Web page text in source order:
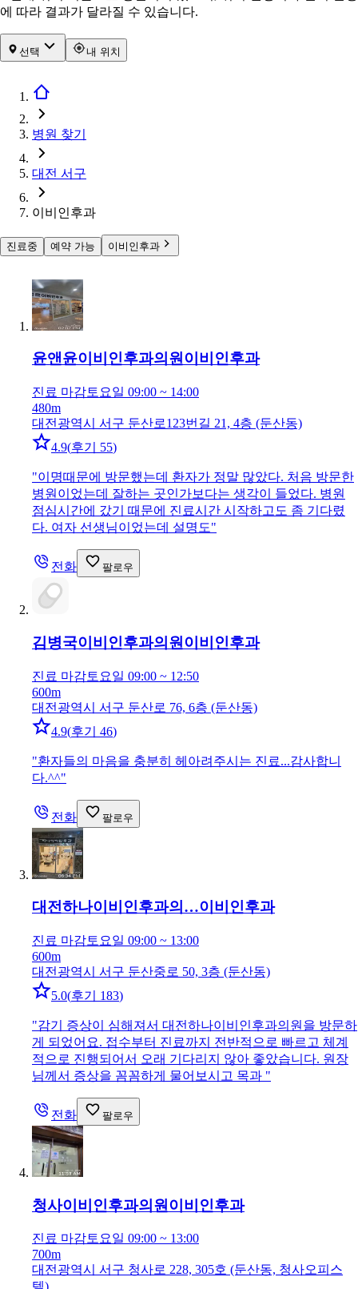
에 따라 결과가 달라질 수 있습니다.
선택 내 위치
병원 찾기
대전 서구
이비인후과
진료중 예약 가능 이비인후과
윤앤윤이비인후과의원이비인후과
진료 마감토요일 09:00 ~ 14:00
480m
대전광역시 서구 둔산로123번길 21, 4층 (둔산동)
4.9(후기 55)
"이명때문에 방문했는데 환자가 정말 많았다. 처음 방문한
병원이었는데 잘하는 곳인가보다는 생각이 들었다. 병원
점심시간에 갔기 때문에 진료시간 시작하고도 좀 기다렸
다. 여자 선생님이었는데 설명도"
전화 팔로우
김병국이비인후과의원 이비인후과
진료 마감토요일 09:00 ~ 12:50
600m
대전광역시 서구 둔산로 76, 6층 (둔산동)
4.9(후기 46)
"환자들의 마음을 충분히 헤아려주시는 진료...감사합니
다.^^"
전화 팔로우
대전하나이비인후과의…이비인후과
진료 마감토요일 09:00 ~ 13:00
600m
대전광역시 서구 둔산중로 50, 3층 (둔산동)
5.0(후기 183)
"감기 증상이 심해져서 대전하나이비인후과의원을 방문하
게 되었어요. 접수부터 진료까지 전반적으로 빠르고 체계
적으로 진행되어서 오래 기다리지 않아 좋았습니다. 원장
님께서 증상을 꼼꼼하게 물어보시고 목과 "
전화 팔로우
청사이비인후과의원 이비인후과
진료 마감토요일 09:00 ~ 13:00
700m
대전광역시 서구 청사로 228, 305호 (둔산동, 청사오피스